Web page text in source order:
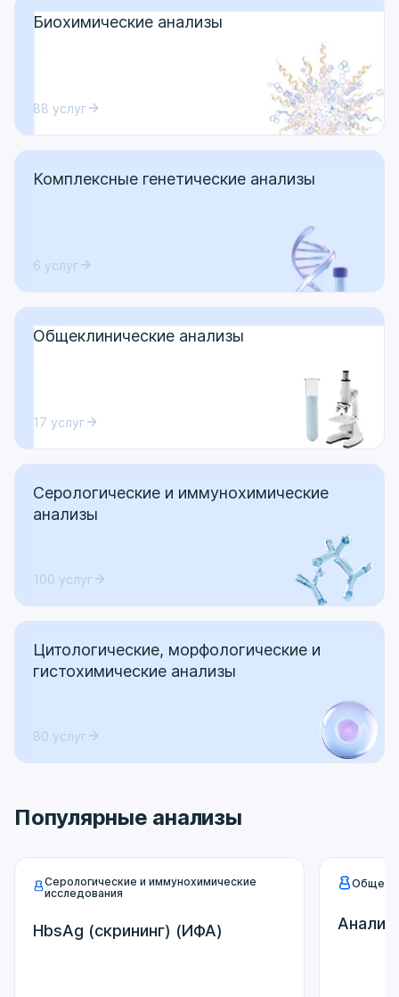
Биохимические анализы
88 услуг
Комплексные генетические анализы
6 услуг
Общеклинические анализы
17 услуг
Серологические и иммунохимические
анализы
100 услуг
Цитологические, морфологические и
гистохимические анализы
80 услуг
Популярные анализы
Серологические и иммунохимические
исследования
HbsAg (скрининг) (ИФА)